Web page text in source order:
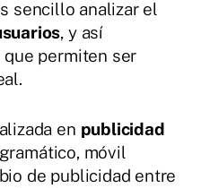
sencillo analizar el
, y así
permiten ser
en publicidad
móvil
de publicidad entre